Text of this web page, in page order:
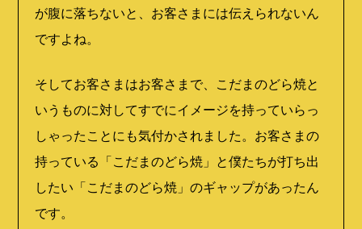
が腹に落ちないと、お客さまには伝えられないん
ですよね。
そしてお客さまはお客さまで、こだまのどら焼と
いうものに対してすでにイメージを持っていらっ
しゃったことにも気付かされました。お客さまの
持っている「こだまのどら焼」と僕たちが打ち出
したい「こだまのどら焼」のギャップがあったん
です。